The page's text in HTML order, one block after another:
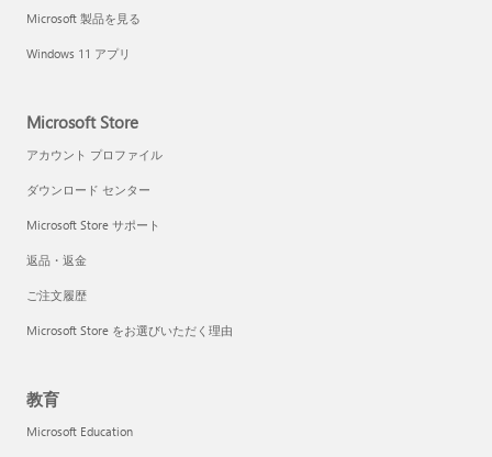
Microsoft 製品を見る
Windows 11 アプリ
Microsoft Store
アカウント プロファイル
ダウンロード センター
Microsoft Store サポート
返品・返金
ご注文履歴
Microsoft Store をお選びいただく理由
教育
Microsoft Education